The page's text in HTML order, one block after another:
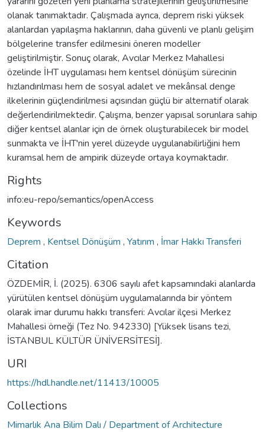
olanak tanımaktadır. Çalışmada ayrıca, deprem riski yüksek
alanlardan yapılaşma haklarının, daha güvenli ve planlı gelişim
bölgelerine transfer edilmesini öneren modeller
geliştirilmiştir. Sonuç olarak, Avcılar Merkez Mahallesi
özelinde İHT uygulaması hem kentsel dönüşüm sürecinin
hızlandırılması hem de sosyal adalet ve mekânsal denge
ilkelerinin güçlendirilmesi açısından güçlü bir alternatif olarak
değerlendirilmektedir. Çalışma, benzer yapısal sorunlara sahip
diğer kentsel alanlar için de örnek oluşturabilecek bir model
sunmakta ve İHT'nin yerel düzeyde uygulanabilirliğini hem
kuramsal hem de ampirik düzeyde ortaya koymaktadır.
Rights
info:eu-repo/semantics/openAccess
Keywords
Deprem , Kentsel Dönüşüm , Yatırım , İmar Hakkı Transferi
Citation
ÖZDEMİR, İ. (2025). 6306 sayılı afet kapsamındaki alanlarda
yürütülen kentsel dönüşüm uygulamalarında bir yöntem
olarak imar durumu hakkı transferi: Avcılar ilçesi Merkez
Mahallesi örneği (Tez No. 942330) [Yüksek lisans tezi,
İSTANBUL KÜLTÜR ÜNİVERSİTESİ].
URI
https://hdl.handle.net/11413/10005
Collections
Mimarlık Ana Bilim Dalı / Department of Architecture